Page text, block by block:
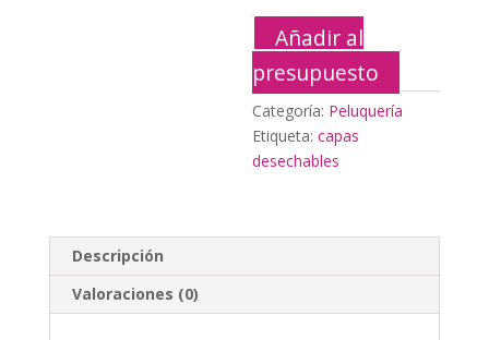
Añadir al
presupuesto
Categoría: Peluquería
Etiqueta:capas
desechables
Descripción
Valoraciones (0)